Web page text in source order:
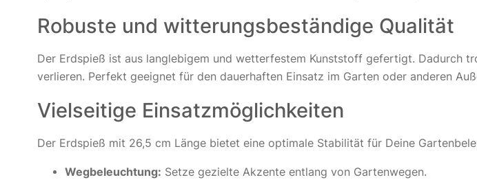
Robuste und witterungsbeständige Qualität
Der Erdspieß ist aus langlebigem und wetterfestem Kunststoff gefertigt. Dadurch
verlieren. Perfekt geeignet für den dauerhaften Einsatz im Garten oder anderen
Vielseitige Einsatzmöglichkeiten
Der Erdspieß mit 26,5 cm Länge bietet eine optimale Stabilität für Deine
Wegbeleuchtung: Setze gezielte Akzente entlang von Gartenwegen.